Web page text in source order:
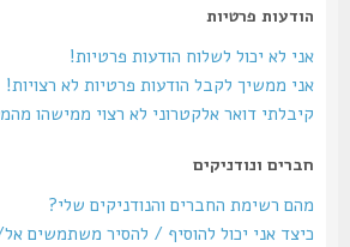
הודעות פרטיות
אני לא יכול לשלוח הודעות פרטיות!
אני ממשיך לקבל הודעות פרטיות לא רצויות!
קיבלתי דואר אלקטרוני לא רצוי ממישהו
חברים ונודניקים
מהם רשימת החברים והנודניקים שלי?
כיצד אני יכול להוסיף / להסיר משתמשים אל/